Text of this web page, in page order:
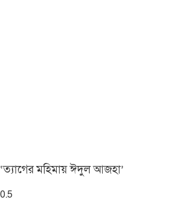
‘ত্যাগের মহিমায় ঈদুল আজহা’